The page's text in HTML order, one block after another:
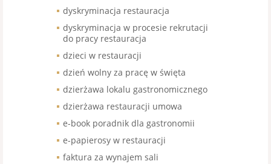
dyskryminacja restauracja
dyskryminacja w procesie rekrutacji
do pracy restauracja
dzieci w restauracji
dzień wolny za pracę w święta
dzierżawa lokalu gastronomicznego
dzierżawa restauracji umowa
e-book poradnik dla gastronomii
e-papierosy w restauracji
faktura za wynajem sali